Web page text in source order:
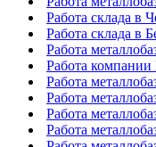
Работа склада в
Работа склада в
Работа
Работа компании
Работа
Работа
Работа
Работа